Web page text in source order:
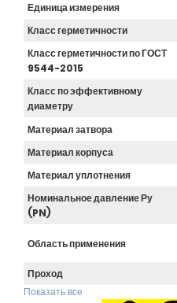
Единица измерения
Класс герметичности
Класс герметичности по ГОСТ
9544-2015
Класс по эффективному
диаметру
Материал затвора
Материал корпуса
Материал уплотнения
Номинальное давление Ру
(PN)
Область применения
Проход
Показать все